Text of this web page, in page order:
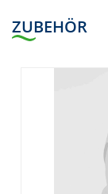
ZUBEHÖR